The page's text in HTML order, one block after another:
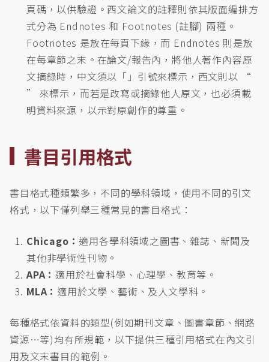
頁碼，以供驗證。西文論文的註釋則依其版面編排方
式分為 Endnotes 和 Footnotes (註腳) 兩種。
Footnotes 是放在每頁下緣，而 Endnotes 則是放
在每章節之末。在論文/報告內，將他人著作內容原
文摘錄時，中文須以「」引號來標示，西文則以 “
” 來標示，而若是改寫或摘錄他人原文，也必須載
明資料來源，以示對原創作的尊重。
書目引用格式
書目格式種類繁多，不同的學科領域，使用不同的引文
格式，以下僅列舉三種常見的書目格式：
Chicago： 適用各學科領域之圖書、雜誌、新聞及
其他非學術性刊物。
APA： 適用於社會科學、心理學、教育等。
MLA： 適用於文學、藝術、及人文學科。
每種格式依資料的類型(例如期刊文章、圖書章節、網路
資源…等)均有所規範，以下提供三種引用格式在內文引
用及文末書目的範例。